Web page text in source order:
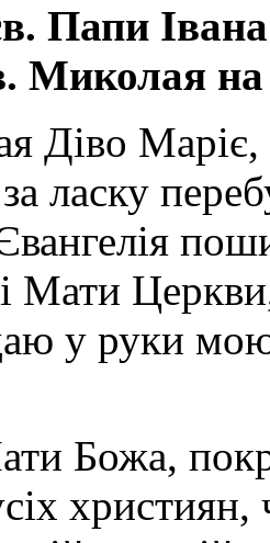
Папи
Миколая на
Діво
ласку
Мати
у руки
Божа,
християн,